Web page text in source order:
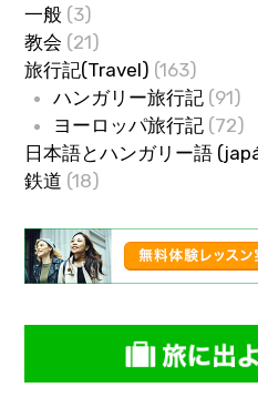
一般 (3)
教会 (21)
旅行記(Travel) (163)
ハンガリー旅行記(91)
ヨーロッパ旅行記(72)
日本語とハンガリー語
鉄道 (18)